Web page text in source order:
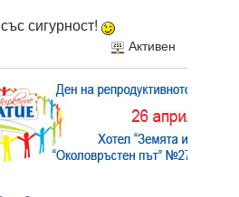
сигурност!
Активен